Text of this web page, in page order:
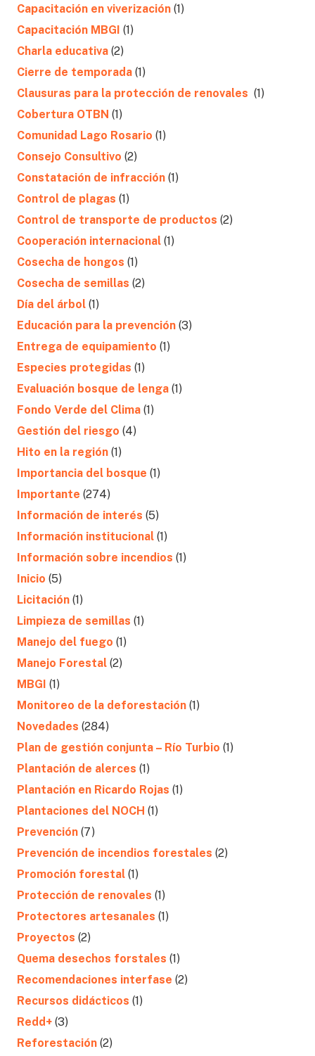
Capacitación en viverización (1)
Capacitación MBGI (1)
Charla educativa (2)
Cierre de temporada (1)
Clausuras para la protección de renovales (1)
Cobertura OTBN (1)
Comunidad Lago Rosario (1)
Consejo Consultivo (2)
Constatación de infracción (1)
Control de plagas (1)
Control de transporte de productos (2)
Cooperación internacional (1)
Cosecha de hongos (1)
Cosecha de semillas (2)
Día del árbol (1)
Educación para la prevención (3)
Entrega de equipamiento (1)
Especies protegidas (1)
Evaluación bosque de lenga (1)
Fondo Verde del Clima (1)
Gestión del riesgo (4)
Hito en la región (1)
Importancia del bosque (1)
Importante (274)
Información de interés (5)
Información institucional (1)
Información sobre incendios (1)
Inicio (5)
Licitación (1)
Limpieza de semillas (1)
Manejo del fuego (1)
Manejo Forestal (2)
MBGI (1)
Monitoreo de la deforestación (1)
Novedades (284)
Plan de gestión conjunta – Río Turbio (1)
Plantación de alerces (1)
Plantación en Ricardo Rojas (1)
Plantaciones del NOCH (1)
Prevención (7)
Prevención de incendios forestales (2)
Promoción forestal (1)
Protección de renovales (1)
Protectores artesanales (1)
Proyectos (2)
Quema desechos forstales (1)
Recomendaciones interfase (2)
Recursos didácticos (1)
Redd+ (3)
Reforestación (2)